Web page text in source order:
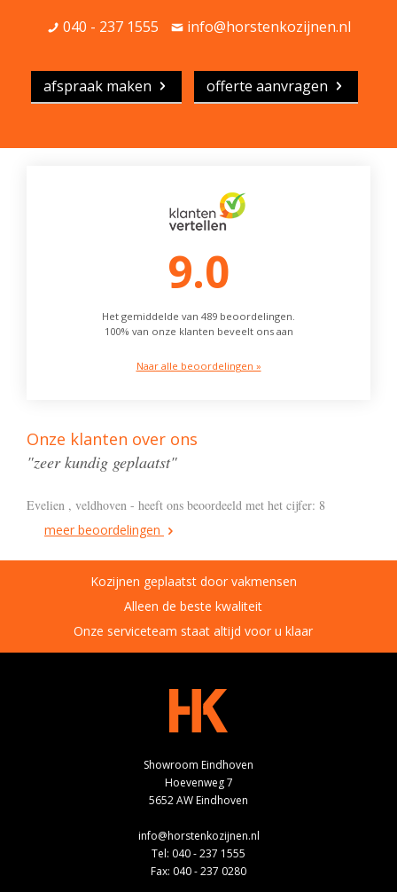
040 - 237 1555 info@horstenkozijnen.nl
afspraak maken offerte aanvragen
9.0
Het gemiddelde van 489 beoordelingen.
100% van onze klanten beveelt ons aan
Naar alle beoordelingen »
Onze klanten over ons
"zeer kundig geplaatst"
Evelien , veldhoven - heeft ons beoordeeld met het cijfer: 8
meer beoordelingen
Kozijnen geplaatst door vakmensen
Alleen de beste kwaliteit
Onze serviceteam staat altijd voor u klaar
Showroom Eindhoven
Hoevenweg 7
5652 AW Eindhoven
info@horstenkozijnen.nl
Tel: 040 - 237 1555
Fax: 040 - 237 0280